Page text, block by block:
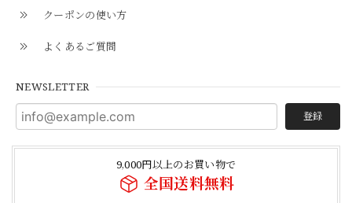
クーポンの使い方
よくあるご質問
NEWSLETTER
登録
9,000円以上のお買い物で
全国送料無料